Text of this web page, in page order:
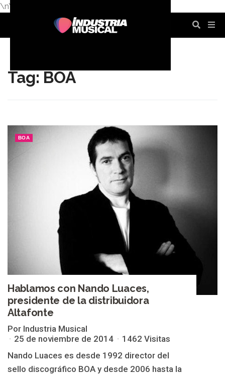
\n\n
Tag: BOA
BOA
Hablamos con Nando Luaces,
presidente de la distribuidora
Altafonte
Por Industria Musical
25 de noviembre de 2014
1462 Visitas
Nando Luaces es desde 1992 director del
sello discográfico BOA y desde 2006 hasta la